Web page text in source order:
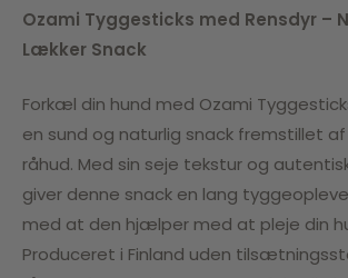
Ozami Tyggesticks med Rensdyr –
Lækker Snack
Forkæl din hund med Ozami
en sund og naturlig snack fremstillet af
råhud. Med sin seje tekstur og
giver denne snack en lang
med at den hjælper med at pleje din
Produceret i Finland uden